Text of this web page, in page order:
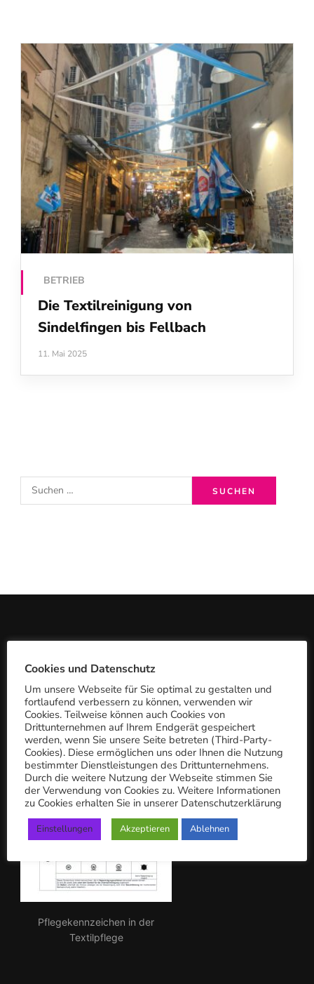
BETRIEB
Die Textilreinigung von
Sindelfingen bis Fellbach
11. Mai 2025
u
n
h:
PFLEGEKENNZEICHEN
Pflegekennzeichen in der
Textilpflege
Cookies und Datenschutz
Um unsere Webseite für Sie optimal zu gestalten und
fortlaufend verbessern zu können, verwenden wir
Cookies. Teilweise können auch Cookies von
Drittunternehmen auf Ihrem Endgerät gespeichert
werden, wenn Sie unsere Seite betreten (Third-Party-
Cookies). Diese ermöglichen uns oder Ihnen die Nutzung
bestimmter Dienstleistungen des Drittunternehmens.
Durch die weitere Nutzung der Webseite stimmen Sie
der Verwendung von Cookies zu. Weitere Informationen
zu Cookies erhalten Sie in unserer Datenschutzerklärung
Einstellungen Akzeptieren Ablehnen